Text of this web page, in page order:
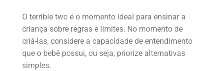
O terrible two é o momento ideal para ensinar a
criança sobre regras e limites. No momento de
criá-las, considere a capacidade de entendimento
que o bebê possui, ou seja, priorize alternativas
simples.